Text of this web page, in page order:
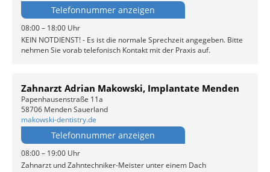
Telefonnummer anzeigen
08:00 – 18:00 Uhr
KEIN NOTDIENST! - Es ist die normale Sprechzeit angegeben. Bitte
nehmen Sie vorab telefonisch Kontakt mit der Praxis auf.
Zahnarzt Adrian Makowski, Implantate Menden
Papenhausenstraße 11a
58706 Menden Sauerland
makowski-dentistry.de
Telefonnummer anzeigen
08:00 – 19:00 Uhr
Zahnarzt und Zahntechniker-Meister unter einem Dach